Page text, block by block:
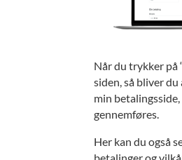
Når du trykker på
siden, så bliver
min
gennemføres.
Her kan du også